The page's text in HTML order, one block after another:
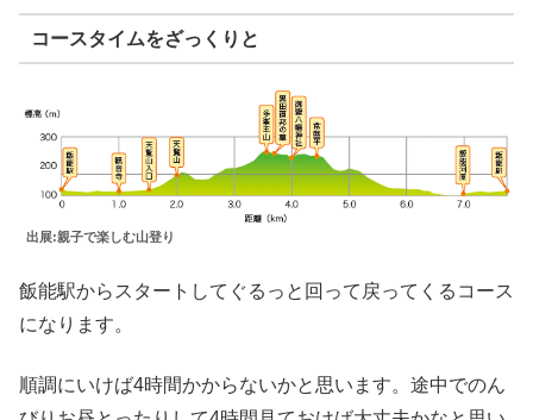
コースタイムをざっくりと
出展:親子で楽しむ山登り
飯能駅からスタートしてぐるっと回って戻ってくるコース
になります。
順調にいけば4時間かからないかと思います。途中でのん